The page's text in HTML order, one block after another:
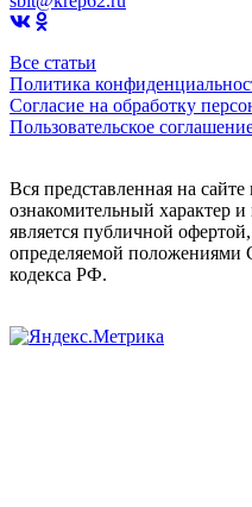
Все статьи
Политика
Согласие на обработку
Пользовательское
Вся представленная на
ознакомительный характер
является публичной офертой,
определяемой положениями
кодекса РФ.